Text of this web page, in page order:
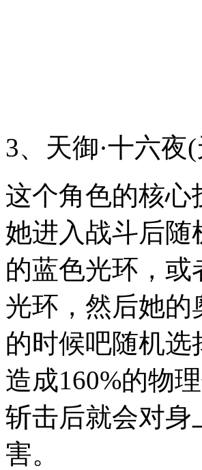
3、天御·十六夜
这个角色的核心
她进入战斗后随
的蓝色光环，
光环，然后她的
的时候吧随机
造成160%的物
斩击后就会对身
害。